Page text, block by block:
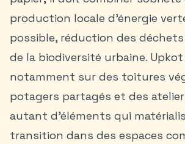
production locale d’énergie
possible, réduction des
de la biodiversité urbaine.
notamment sur des toitures
potagers partagés et des
autant d’éléments qui
transition dans des espaces